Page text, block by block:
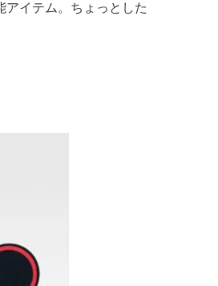
アイテム。ちょっとした